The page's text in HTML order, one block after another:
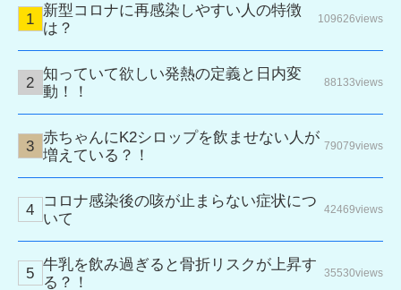
新型コロナに再感染しやすい人の特徴
は？
109626views
知っていて欲しい発熱の定義と日内変
動！！
88133views
赤ちゃんにK2シロップを飲ませない人が
増えている？！
79079views
コロナ感染後の咳が止まらない症状につ
いて
42469views
牛乳を飲み過ぎると骨折リスクが上昇す
る？！
35530views